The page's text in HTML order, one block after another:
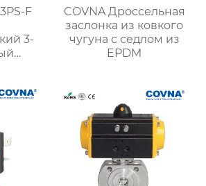
F
3-
COVNA Дроссельная
заслонка из ковкого
чугуна с седлом из
EPDM